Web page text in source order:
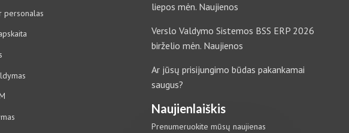
personalas
liepos mėn. Naujienos
Verslo Valdymo Sistemos BSS ERP 2026
birželio mėn. Naujienos
Ar jūsų prisijungimo būdas pakankamai
saugus?
Naujienlaiškis
Prenumeruokite mūsų naujienas